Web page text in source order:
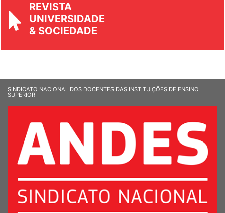
REVISTA
UNIVERSIDADE
& SOCIEDADE
SINDICATO NACIONAL DOS DOCENTES DAS INSTITUIÇÕES DE ENSINO
SUPERIOR